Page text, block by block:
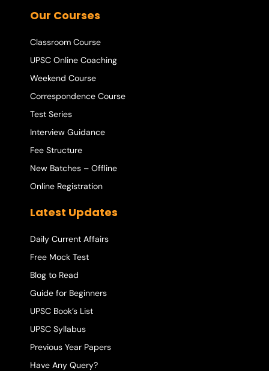
Our Courses
Classroom Course
UPSC Online Coaching
Weekend Course
Correspondence Course
Test Series
Interview Guidance
Fee Structure
New Batches – Offline
Online Registration
Latest Updates
Daily Current Affairs
Free Mock Test
Blog to Read
Guide for Beginners
UPSC Book’s List
UPSC Syllabus
Previous Year Papers
Have Any Query?